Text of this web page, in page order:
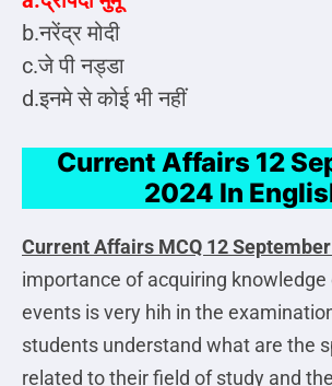
b.नरेंद्र मोदी
c.जे पी नड्डा
d.इनमे से कोई भी नहीं
Current Affairs 12
2024 In
Current Affairs MCQ 12
importance of acquiring
events is very hih in the
students understand what are the
related to their field of study and